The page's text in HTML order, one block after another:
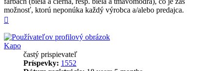
možnosť, ktorú neponúka každý výrobca a/alebo predajca.
Kapo
častý prispievateľ
Príspevky: 1552